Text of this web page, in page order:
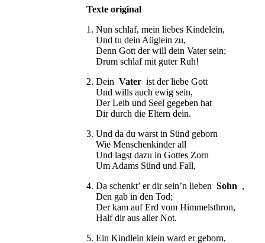
Texte original
1. Nun schlaf, mein liebes Kindelein,
Und tu dein Aüglein zu,
Denn Gott der will dein Vater sein;
Drum schlaf mit guter Ruh!
2. DeinVater ist der liebe Gott
Und wills auch ewig sein,
Der Leib und Seel gegeben hat
Dir durch die Eltern dein.
3. Und da du warst in Sünd geborn
Wie Menschenkinder all
Und lagst dazu in Gottes Zorn
Um Adams Sünd und Fall,
4. Da schenkt’ er dir sein’n lieben Sohn ,
Den gab in den Tod;
Der kam auf Erd vom Himmelsthron,
Half dir aus aller Not.
5. Ein Kindlein klein ward er geborn,